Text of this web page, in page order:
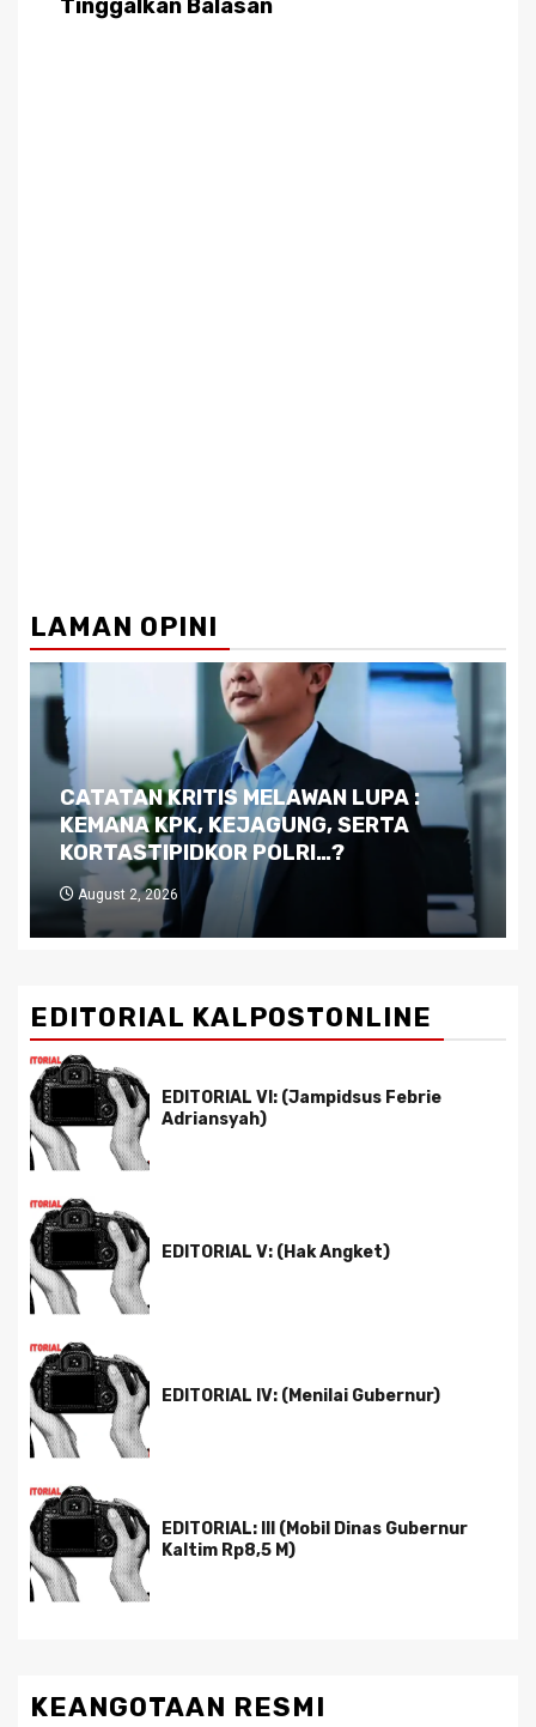
Tinggalkan Balasan
LAMAN OPINI
Dilema Kaltim di Tengah Krisis:
Kutukan Sumber Daya Alam dan
Pemimpin yang Tak Kreatif
July 29, 2026
EDITORIAL KALPOSTONLINE
EDITORIAL VI: (Jampidsus Febrie
Adriansyah)
EDITORIAL V: (Hak Angket)
EDITORIAL IV: (Menilai Gubernur)
EDITORIAL: III (Mobil Dinas Gubernur
Kaltim Rp8,5 M)
KEANGOTAAN RESMI